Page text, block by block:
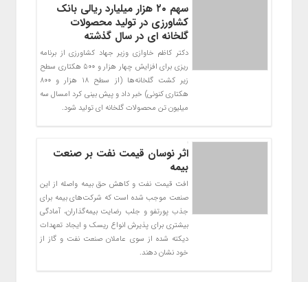
سهم ۲۰ هزار میلیارد ریالی بانک
کشاورزی در تولید محصولات
گلخانه ای در سال گذشته
دکتر کاظم خاوازی وزیر جهاد کشاورزی از برنامه
ریزی برای افزایش چهار هزار و ۵۰۰ هکتاری سطح
زیر کشت گلخانه‌ها (از سطح ۱۸ هزار و ۸۰۰
هکتاری کنونی) خبر داد و پیش بینی کرد امسال سه
میلیون تن محصولات گلخانه ای تولید شود.
اثر نوسان قیمت نفت بر صنعت
بیمه
افت قیمت نفت و کاهش حق بیمه واصله از این
صنعت موجب شده است که شرکت‌های بیمه برای
جذب پورتفو و جلب رضایت بیمه‌گذاران، آمادگی
بیشتری برای پذیرش انواع ریسک و ایجاد تعهدات
دیکته شده از سوی عاملان صنعت نفت و گاز از
خود نشان ‌دهند.